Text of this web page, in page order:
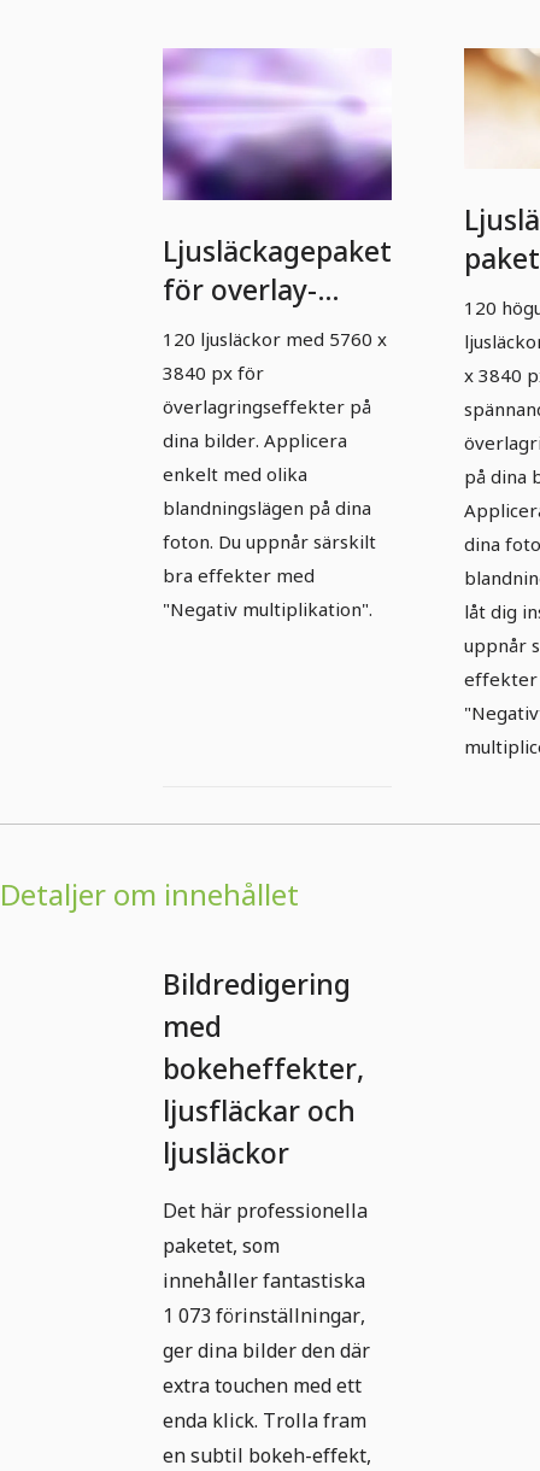
Ljusläckagepaket
för overlay-
effekter - 1
120 ljusläckor med 5760 x
3840 px för
överlagringseffekter på
dina bilder. Applicera
enkelt med olika
blandningslägen på dina
foton. Du uppnår särskilt
bra effekter med
"Negativ multiplikation".
120
x 3840
på dina
dina
låt dig
uppnår
effekter
Detaljer om innehållet
Bildredigering
med
bokeheffekter,
ljusfläckar och
ljusläckor
Det här professionella
paketet, som
innehåller fantastiska
1 073 förinställningar,
ger dina bilder den där
extra touchen med ett
enda klick. Trolla fram
en subtil bokeh-effekt,